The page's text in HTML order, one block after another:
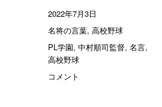
学
中
村
順
司
投
稿
日:
2022年7月3日
カ
テ
ゴ
リ
ー
名将の言葉,高校野球
タ
グ
PL学園,中村順司監督,名言,
高校野球
「グ
コメント